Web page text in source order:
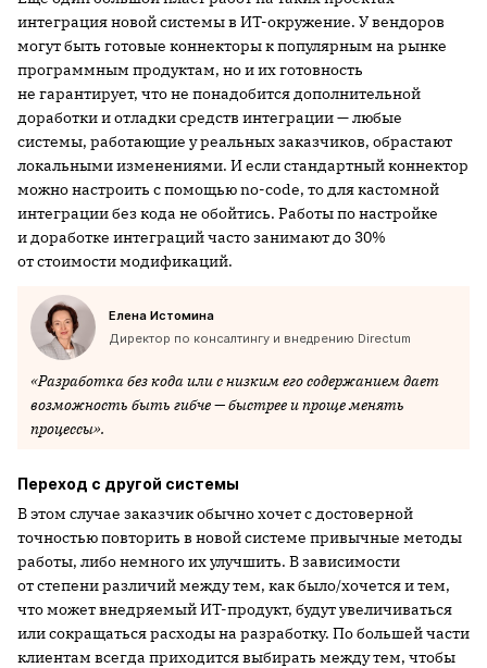
интеграция новой системы в ИТ-окружение. У вендоров
могут быть готовые коннекторы к популярным на рынке
программным продуктам, но и их готовность
не гарантирует, что не понадобится дополнительной
доработки и отладки средств интеграции — любые
системы, работающие у реальных заказчиков, обрастают
локальными изменениями. И если стандартный коннектор
можно настроить с помощью no-code, то для кастомной
интеграции без кода не обойтись. Работы по настройке
и доработке интеграций часто занимают до 30%
от стоимости модификаций.
Елена Истомина
Директор по консалтингу и внедрению Directum
«Разработка без кода или с низким его содержанием дает
возможность быть гибче — быстрее и проще менять
процессы».
Переход с другой системы
В этом случае заказчик обычно хочет с достоверной
точностью повторить в новой системе привычные методы
работы, либо немного их улучшить. В зависимости
от степени различий между тем, как было/хочется и тем,
что может внедряемый ИТ-продукт, будут увеличиваться
или сокращаться расходы на разработку. По большей части
клиентам всегда приходится выбирать между тем, чтобы